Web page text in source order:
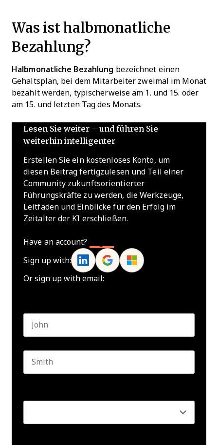
Was ist halbmonatliche
Bezahlung?
Halbmonatliche Bezahlung bezeichnet einen
Gehaltsplan, bei dem Mitarbeiter zweimal im Monat
bezahlt werden, typischerweise am 1. und 15. oder
am 15. und letzten Tag des Monats.
Lesen Sie weiter – und führen Sie
weiterhin intelligenter
Erstellen Sie ein kostenloses Konto, um
diesen Beitrag fertigzulesen und Teil einer
Community zukunftsorientierter
Führungskräfte zu werden, die Werkzeuge,
Leitfäden und Einblicke für den Erfolg im
Zeitalter der KI erschließen.
Have an account?
Sign up with:
Or sign up with email: